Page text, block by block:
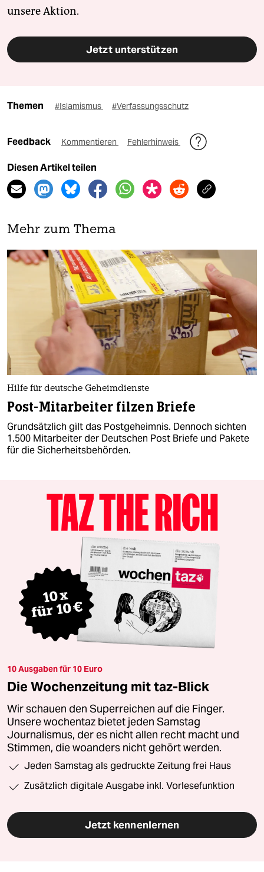
unsere Aktion.
Jetzt unterstützen
Themen #Islamismus #Verfassungsschutz
Feedback Kommentieren Fehlerhinweis
Diesen Artikel teilen
Mehr zum Thema
Hilfe für deutsche Geheimdienste
Post-Mitarbeiter filzen Briefe
Grundsätzlich gilt das Postgeheimnis. Dennoch sichten
1.500 Mitarbeiter der Deutschen Post Briefe und Pakete
für die Sicherheitsbehörden.
10 Ausgaben für 10 Euro
Die Wochenzeitung mit taz-Blick
Wir schauen den Superreichen auf die Finger.
Unsere wochentaz bietet jeden Samstag
Journalismus, der es nicht allen recht macht und
Stimmen, die woanders nicht gehört werden.
Jeden Samstag als gedruckte Zeitung frei Haus
Zusätzlich digitale Ausgabe inkl. Vorlesefunktion
Jetzt kennenlernen